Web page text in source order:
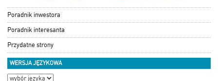
Poradnik inwestora
Poradnik interesanta
Przydatne strony
WERSJA JĘZYKOWA